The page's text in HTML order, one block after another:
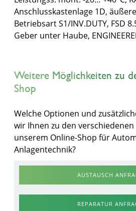
Anschlusskastenlage 1D,
Betriebsart S1/INV.DUTY, FSD
Geber unter Haube,
Weitere Möglichkeiten zu
Shop
Welche Optionen und
wir Ihnen zu den
unserem Online-Shop für
Anlagentechnik?
AUSTAUSCH
REPARATUR